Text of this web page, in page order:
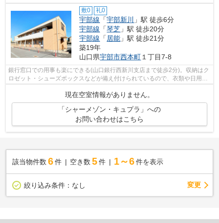
敷0 礼0
宇部線 「宇部新川
」駅 徒歩6分
宇部線 「琴芝 」駅 徒歩20分
宇部線 「居能 」駅 徒歩21分
築19年
山口県宇部市西本町１丁目7-8
銀行窓口での用事も楽にできる(山口銀行西新川支店まで徒歩2分)。収納はク
ロゼット・シューズボックスなどが備え付けられているので、衣類や日用品
現在空室情報がありません。
「シャーメゾン・キュプラ」への
お問い合わせはこちら
該当物件数 6件 空き数 5 件 1～6 件を表示
絞り込み条件： なし 変更